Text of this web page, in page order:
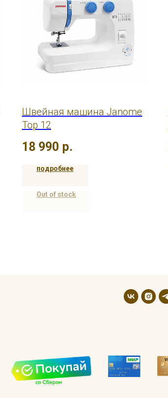
Швейная машина Janome
Top 12
18 990 р.
подробнее
Out of stock